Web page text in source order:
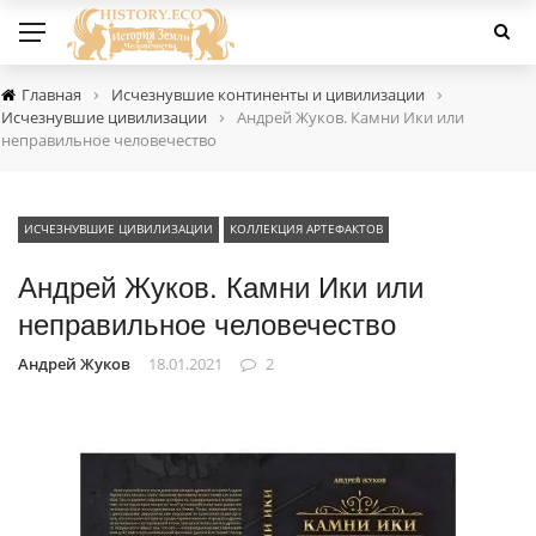
Главная › Исчезнувшие континенты и цивилизации ›
Исчезнувшие цивилизации ›
Андрей Жуков. Камни Ики или
неправильное человечество
ИСЧЕЗНУВШИЕ ЦИВИЛИЗАЦИИ КОЛЛЕКЦИЯ АРТЕФАКТОВ
Андрей Жуков. Камни Ики или
неправильное человечество
Андрей Жуков 18.01.2021 2